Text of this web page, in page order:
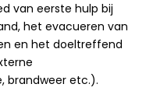
van eerste hulp bij
het evacueren van
en het doeltreffend
brandweer etc.).